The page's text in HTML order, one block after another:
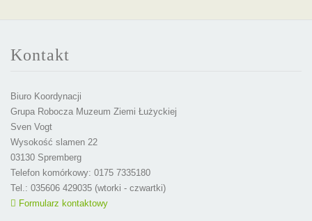
Kontakt
Biuro Koordynacji
Grupa Robocza Muzeum Ziemi Łużyckiej
Sven Vogt
Wysokość slamen 22
03130 Spremberg
Telefon komórkowy: 0175 7335180
Tel.: 035606 429035 (wtorki - czwartki)
Formularz kontaktowy